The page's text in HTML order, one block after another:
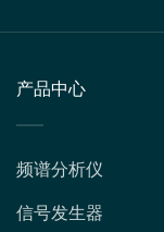
产品中心
频谱分析仪
信号发生器